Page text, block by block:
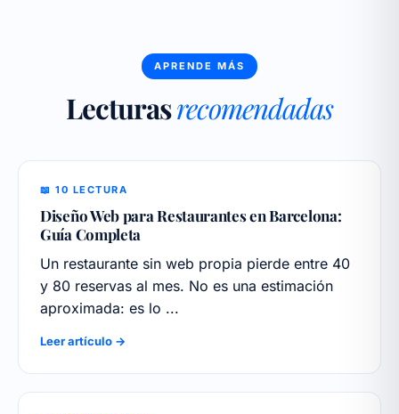
APRENDE MÁS
Lecturasrecomendadas
📖 10 LECTURA
Diseño Web para Restaurantes en Barcelona:
Guía Completa
Un restaurante sin web propia pierde entre 40
y 80 reservas al mes. No es una estimación
aproximada: es lo ...
Leer artículo →